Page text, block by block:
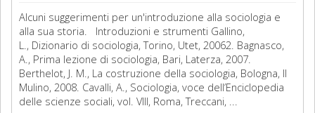
Alcuni suggerimenti per un'introduzione alla sociologia e
alla sua storia. Introduzioni e strumenti Gallino,
L., Dizionario di sociologia, Torino, Utet, 20062. Bagnasco,
A., Prima lezione di sociologia, Bari, Laterza, 2007.
Berthelot, J. M., La costruzione della sociologia, Bologna, Il
Mulino, 2008. Cavalli, A., Sociologia, voce dell’Enciclopedia
delle scienze sociali, vol. VIII, Roma, Treccani, ...